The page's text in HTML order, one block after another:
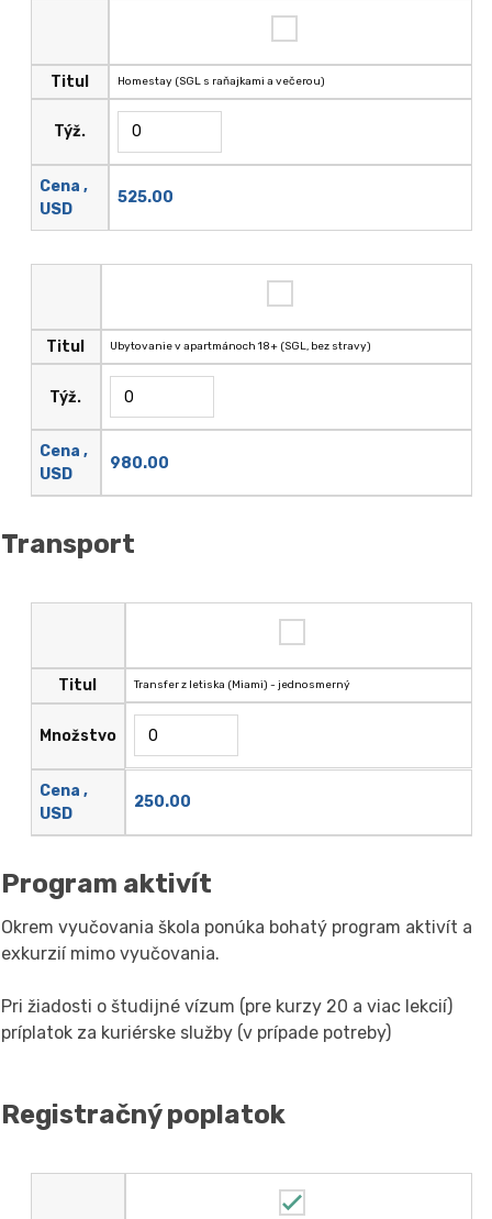
Titul
Týž.
Cena ,
USD
Homestay (SGL s raňajkami a večerou)
525.00
Titul
Týž.
Cena ,
USD
Ubytovanie v apartmánoch 18+ (SGL, bez stravy)
980.00
Transport
Titul
Množstvo
Cena ,
USD
Transfer z letiska (Miami) - jednosmerný
250.00
Program aktivít
Okrem vyučovania škola ponúka bohatý program aktivít a
exkurzií mimo vyučovania.
Pri žiadosti o študijné vízum (pre kurzy 20 a viac lekcií)
príplatok za kuriérske služby (v prípade potreby)
Registračný poplatok